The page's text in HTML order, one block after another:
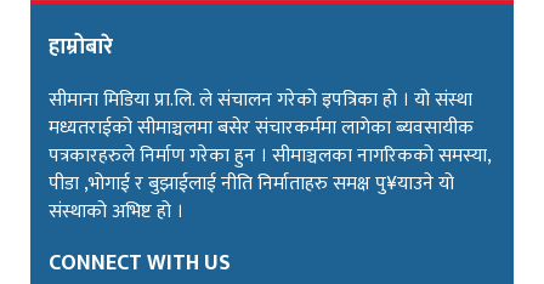
हाम्रोबारे
सीमाना मिडिया प्रा.लि. ले संचालन गरेको इपत्रिका हो । यो संस्था
मध्यतराईको सीमाञ्चलमा बसेर संचारकर्ममा लागेका ब्यवसायीक
पत्रकारहरुले निर्माण गरेका हुन । सीमाञ्चलका नागरिकको समस्या,
पीडा ,भोगाई र बुझाईलाई नीति निर्माताहरु समक्ष पु¥याउने यो
संस्थाको अभिष्ट हो ।
CONNECT WITH US